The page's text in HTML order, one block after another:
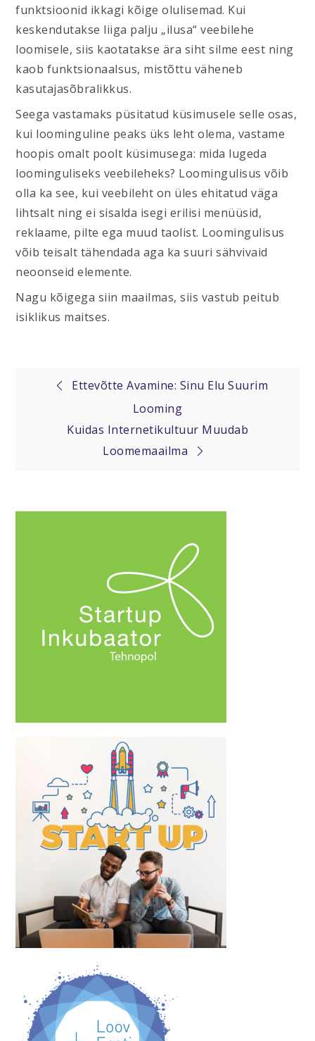
funktsioonid ikkagi kõige olulisemad. Kui
keskendutakse liiga palju „ilusa“ veebilehe
loomisele, siis kaotatakse ära siht silme eest ning
kaob funktsionaalsus, mistõttu väheneb
kasutajasõbralikkus.
Seega vastamaks püsitatud küsimusele selle osas,
kui loominguline peaks üks leht olema, vastame
hoopis omalt poolt küsimusega: mida lugeda
loominguliseks veebileheks? Loomingulisus võib
olla ka see, kui veebileht on üles ehitatud väga
lihtsalt ning ei sisalda isegi erilisi menüüsid,
reklaame, pilte ega muud taolist. Loomingulisus
võib teisalt tähendada aga ka suuri sähvivaid
neoonseid elemente.
Nagu kõigega siin maailmas, siis vastub peitub
isiklikus maitses.
Post
navigation
Ettevõtte Avamine: Sinu Elu Suurim
Looming
Kuidas Internetikultuur Muudab
Loomemaailma